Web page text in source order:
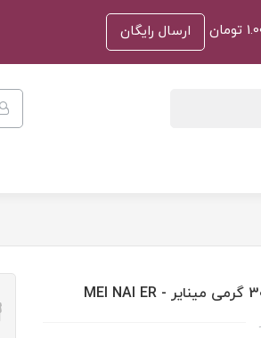
ارسال رایگان